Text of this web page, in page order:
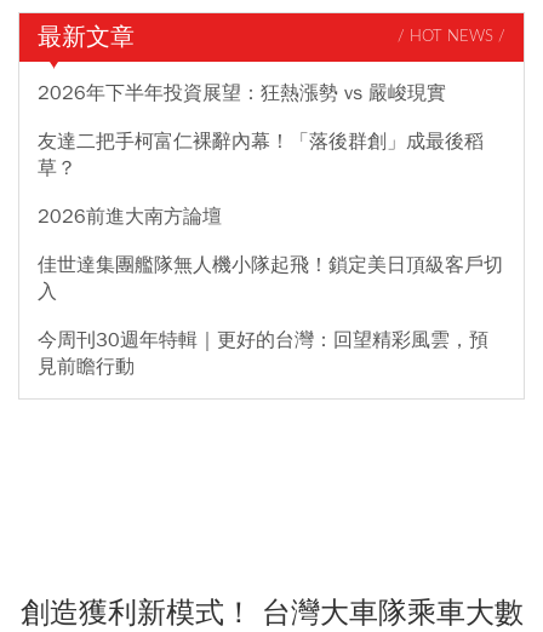
最新文章 / HOT NEWS /
2026年下半年投資展望：狂熱漲勢 vs 嚴峻現實
友達二把手柯富仁裸辭內幕！「落後群創」成最後稻
草？
2026前進大南方論壇
佳世達集團艦隊無人機小隊起飛！鎖定美日頂級客戶切
入
今周刊30週年特輯｜更好的台灣：回望精彩風雲，預
見前瞻行動
創造獲利新模式！ 台灣大車隊乘車大數